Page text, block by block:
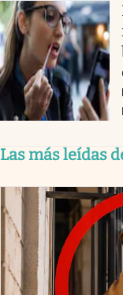
Las más leídas